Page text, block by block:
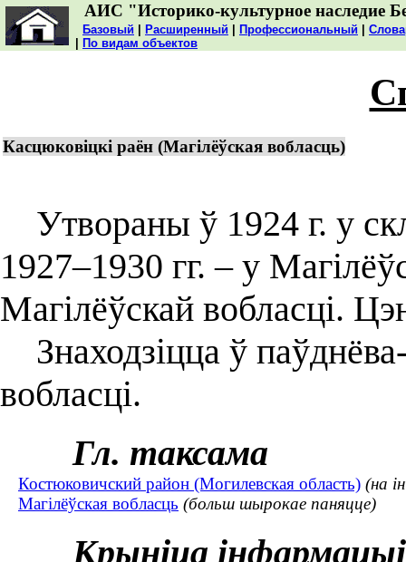
АИС "Историко-культурное наследие
Базовый Расширенный Профессиональный
По видам объектов
Касцюковіцкі раён (Магілёўская вобласць)
Утвораны ў 1924 г. у
1927–1930 гг. – у
Магілёўскай вобласці.
Знаходзіцца ў
вобласці.
Гл. таксама
Костюковичский район (Могилевская область) (на
Магілёўская вобласць (больш шырокае паняцце)
Крыніца інфармацыі